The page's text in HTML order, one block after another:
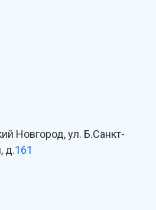
Новгород, ул. Б.Санкт-
д.161